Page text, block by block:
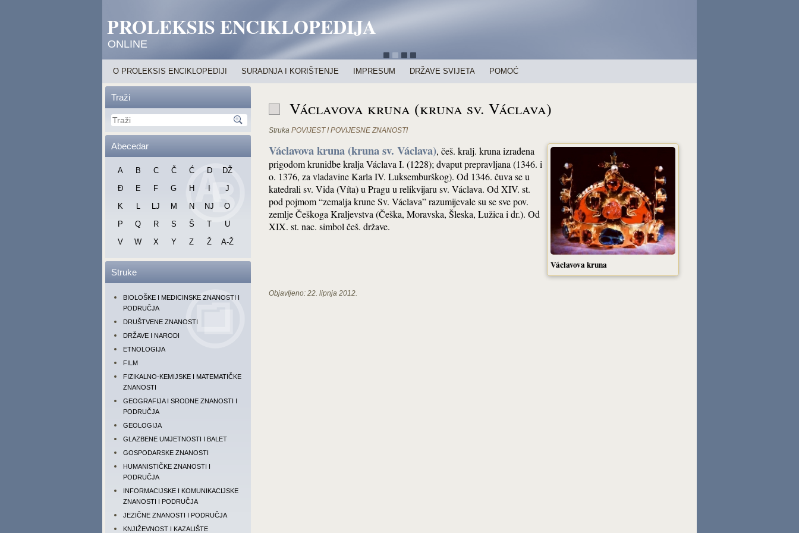
PROLEKSIS ENCIKLOPEDIJA
ONLINE
O PROLEKSIS ENCIKLOPEDIJI SURADNJA I KORIŠTENJE IMPRESUM DRŽAVE SVIJETA POMOĆ
Traži
Abecedar
A B C Č Ć D
DŽ
Đ
E F G H
J
K
L LJ M N NJ
O
P
Q R S Š T
U
V
W X Y Z Ž A-Ž
Struke
BIOLOŠKE I MEDICINSKE ZNANOSTI I
PODRUČJA
DRUŠTVENE ZNANOSTI
DRŽAVE I NARODI
ETNOLOGIJA
FILM
FIZIKALNO-KEMIJSKE I MATEMATIČKE
ZNANOSTI
GEOGRAFIJA I SRODNE ZNANOSTI I
PODRUČJA
GEOLOGIJA
GLAZBENE UMJETNOSTI I BALET
GOSPODARSKE ZNANOSTI
HUMANISTIČKE ZNANOSTI I
PODRUČJA
INFORMACIJSKE I KOMUNIKACIJSKE
ZNANOSTI I PODRUČJA
JEZIČNE ZNANOSTI I PODRUČJA
KNJIŽEVNOST I KAZALIŠTE
Václavova kruna (kruna sv. Václava)
Struka POVIJEST I POVIJESNE ZNANOSTI
Václavova kruna
Václavova kruna (kruna sv. Václava), češ. kralj. kruna izrađena
prigodom krunidbe kralja Václava I. (1228); dvaput prepravljana (1346. i
o. 1376, za vladavine Karla IV. Luksemburškog). Od 1346. čuva se u
katedrali sv. Vida (Víta) u Pragu u relikvijaru sv. Václava. Od XIV. st.
pod pojmom “zemalja krune Sv. Václava” razumijevale su se sve pov.
zemlje Češkoga Kraljevstva (Češka, Moravska, Šleska, Lužica i dr.). Od
XIX. st. nac. simbol češ. države.
Objavljeno: 22. lipnja 2012.